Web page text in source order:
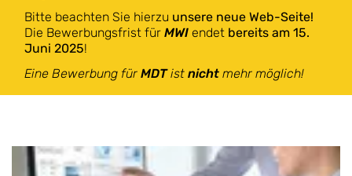
Bitte beachten Sie hierzu unsere neue Web-Seite!
Die Bewerbungsfrist für MWI endet bereits am 15.
Juni 2025!
Eine Bewerbung für MDTist nicht mehr möglich!